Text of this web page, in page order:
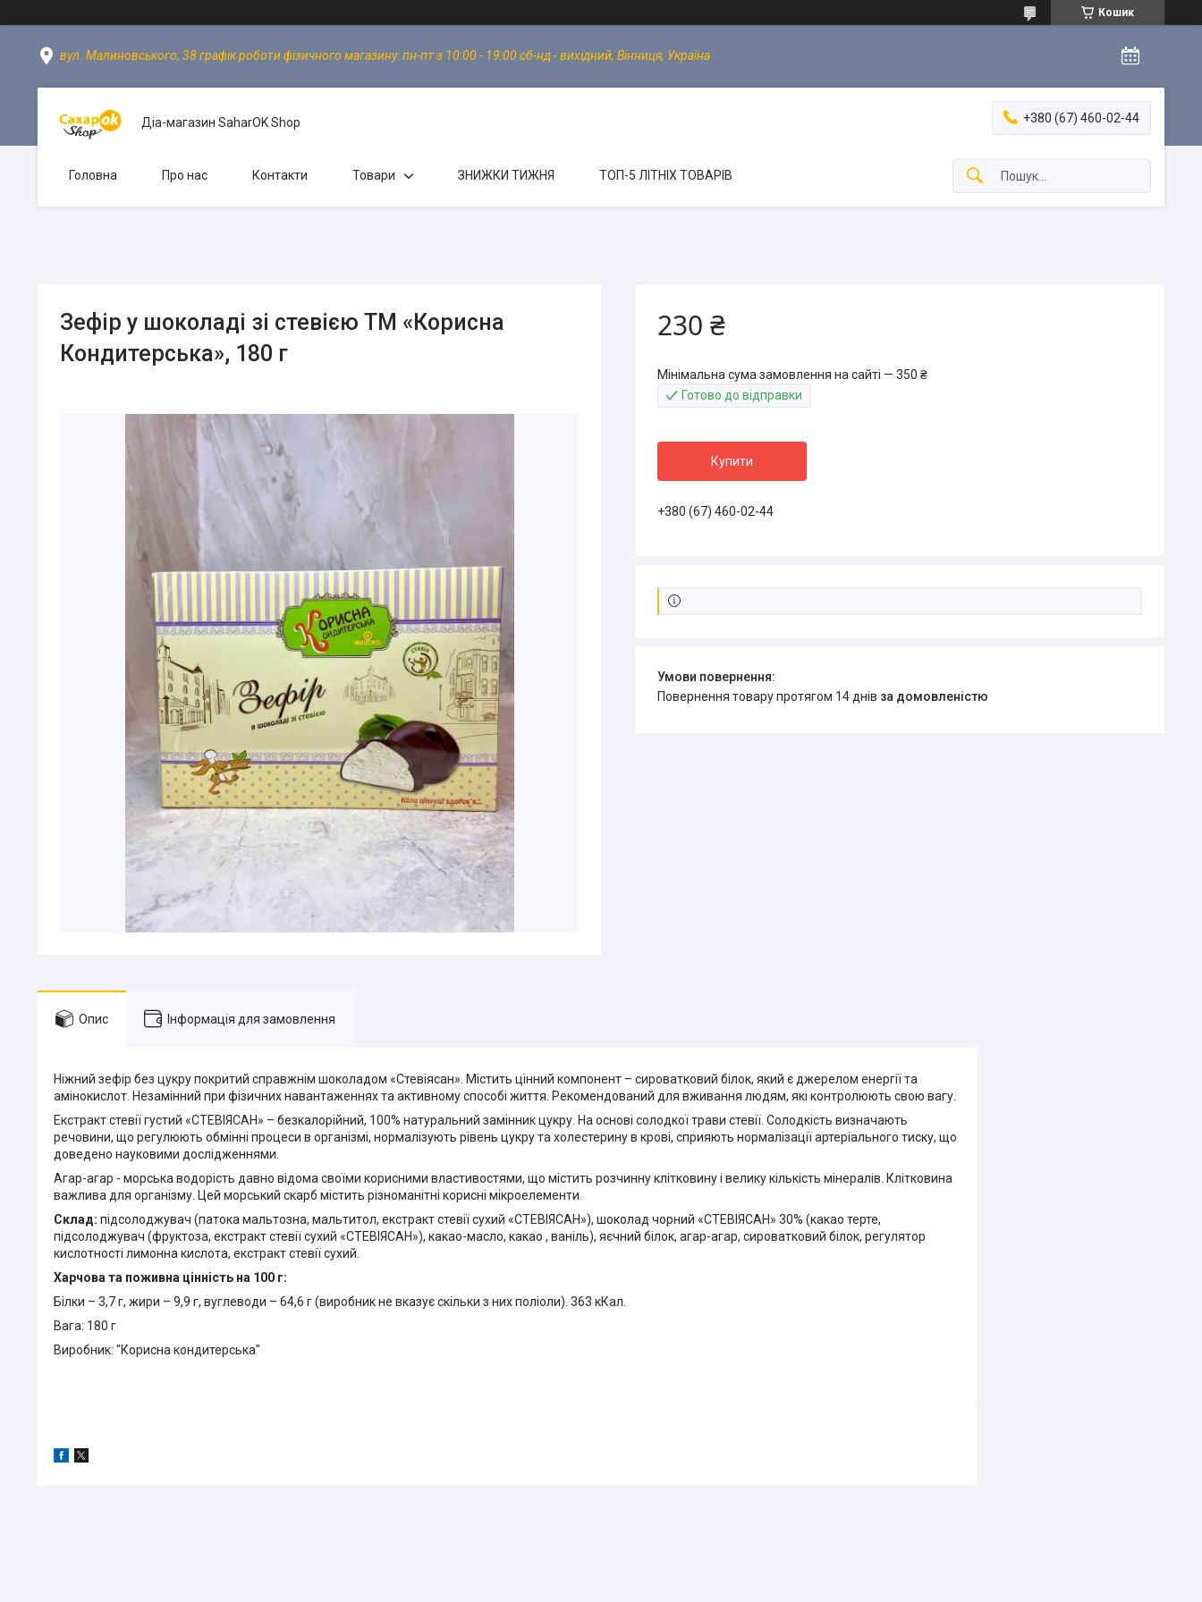
Кошик
вул. Малиновського, 38 графік роботи фізичного магазину: пн-пт з 10:00 - 19:00 сб-нд - вихідний, Вінниця, Україна
Діа-магазин SaharOK Shop +380 (67) 460-02-44
Головна Про нас Контакти Товари ЗНИЖКИ ТИЖНЯ ТОП-5 ЛІТНІХ ТОВАРІВ
Зефір у шоколаді зі стевією ТМ «Корисна
Кондитерська», 180 г
230 ₴
Мінімальна сума замовлення на сайті — 350 ₴
Готово до відправки
Купити
+380 (67) 460-02-44
повернення товару протягом 14 днів за домовленістю
Опис Інформація для замовлення
Ніжний зефір без цукру покритий справжнім шоколадом «Стевіясан». Містить цінний компонент – сироватковий білок, який є джерелом енергії та
амінокислот. Незамінний при фізичних навантаженнях та активному способі життя. Рекомендований для вживання людям, які контролюють свою вагу.
Екстракт стевії густий «СТЕВІЯСАН» – безкалорійний, 100% натуральний замінник цукру. На основі солодкої трави стевії. Солодкість визначають
речовини, що регулюють обмінні процеси в організмі, нормалізують рівень цукру та холестерину в крові, сприяють нормалізації артеріального тиску, що
доведено науковими дослідженнями.
Агар-агар - морська водорість давно відома своїми корисними властивостями, що містить розчинну клітковину і велику кількість мінералів. Клітковина
важлива для організму. Цей морський скарб містить різноманітні корисні мікроелементи.
Склад: підсолоджувач (патока мальтозна, мальтитол, екстракт стевії сухий «СТЕВІЯСАН»), шоколад чорний «СТЕВІЯСАН» 30% (какао терте,
підсолоджувач (фруктоза, екстракт стевії сухий «СТЕВІЯСАН»), какао-масло, какао , ваніль), яєчний білок, агар-агар, сироватковий білок, регулятор
кислотності лимонна кислота, екстракт стевії сухий.
Харчова та поживна цінність на 100 г:
Білки – 3,7 г, жири – 9,9 г, вуглеводи – 64,6 г (виробник не вказує скільки з них поліоли). 363 кКал.
Вага: 180 г
Виробник: "Корисна кондитерська"